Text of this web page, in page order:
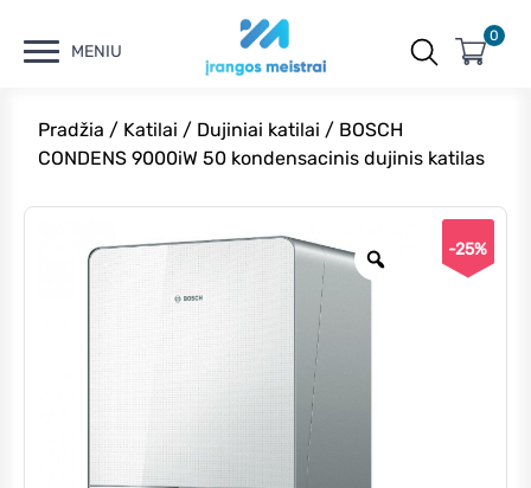
MENIU
0
Pradžia / Katilai / Dujiniai katilai / BOSCH
CONDENS 9000iW 50 kondensacinis dujinis katilas
-25%